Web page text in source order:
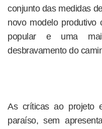
conjunto das medidas
novo modelo produtivo
popular e uma
desbravamento do
As críticas ao projeto
paraíso, sem